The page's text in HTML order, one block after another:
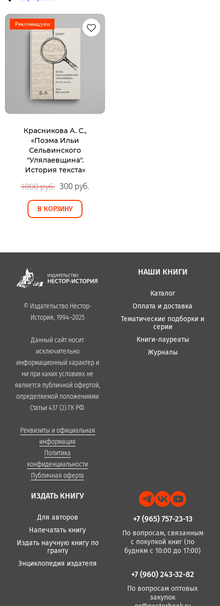
Рекомендуем
Красникова А. С.,
«Поэма Ильи
Сельвинского
"Улялаевщина".
История текста»
1000 руб. 300 руб.
В КОРЗИНУ
© Издательство Нестор-
История, 1994–2025
Данный сайт носит
исключительно
информационный характер и
ни при каких условиях не
является публичной офертой,
определяемой положениями
Статьи 437 (2) ГК РФ.
Реквизиты и официальная
информация
Политика
конфиденциальности
Публичная оферта
НАШИ КНИГИ
Каталог
Оплата и доставка
Тематические подборки и
серии
Книги-лауреаты
Журналы
ИЗДАТЬ КНИГУ
Для авторов
Напечатать книгу
Издать научную книгу по
гранту
Энциклопедия издателя
+7 (965) 757-23-13
По вопросам, связанным
с покупкой книг (по
будням с 10:00 до 17:00)
+7 (960) 243-32-82
По вопросам оптовых
закупок